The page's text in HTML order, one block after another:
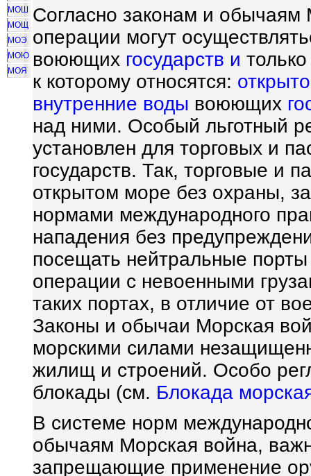
МОШ
МОЩ
МОЭ
МОЮ
МОЯ
Согласно законам и обычаям
операции могут
воюющих государств и
к которому относятся:
внутренние воды воюющих
над ними. Особый льготный
установлен для торговых и
государств. Так, торговые и
открытом море без охраны,
нормами международного
нападения без
посещать нейтральные
операции с невоенными
таких портах, в отличие от
Законы и обычаи Морская
морскими силами
жилищ и строений. Особо
блокады (см. Блокада
В системе норм
обычаям Морская война,
запрещающие применение